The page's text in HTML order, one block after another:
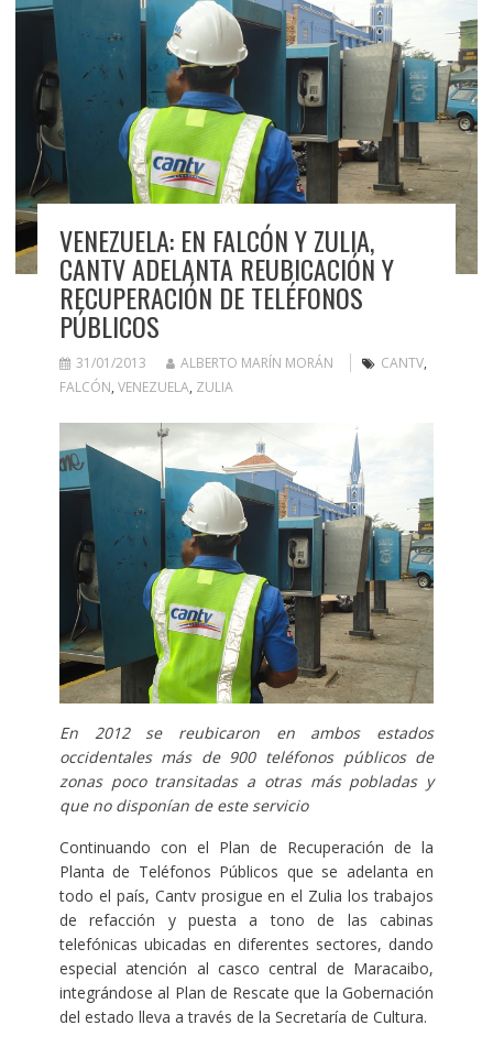
VENEZUELA: EN FALCÓN Y ZULIA,
CANTV ADELANTA REUBICACIÓN Y
RECUPERACIÓN DE TELÉFONOS
PÚBLICOS
31/01/2013 ALBERTO MARÍN MORÁN CANTV,
FALCÓN, VENEZUELA, ZULIA
En 2012 se reubicaron en ambos estados
occidentales más de 900 teléfonos públicos de
zonas poco transitadas a otras más pobladas y
que no disponían de este servicio
Continuando con el Plan de Recuperación de la
Planta de Teléfonos Públicos que se adelanta en
todo el país, Cantv prosigue en el Zulia los trabajos
de refacción y puesta a tono de las cabinas
telefónicas ubicadas en diferentes sectores, dando
especial atención al casco central de Maracaibo,
integrándose al Plan de Rescate que la Gobernación
del estado lleva a través de la Secretaría de Cultura.